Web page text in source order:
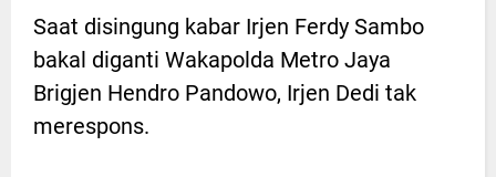
Saat disingung kabar Irjen Ferdy Sambo
bakal diganti Wakapolda Metro Jaya
Brigjen Hendro Pandowo, Irjen Dedi tak
merespons.